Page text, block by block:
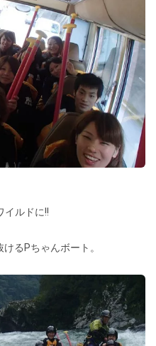
イルドに!!
るPちゃんボート。